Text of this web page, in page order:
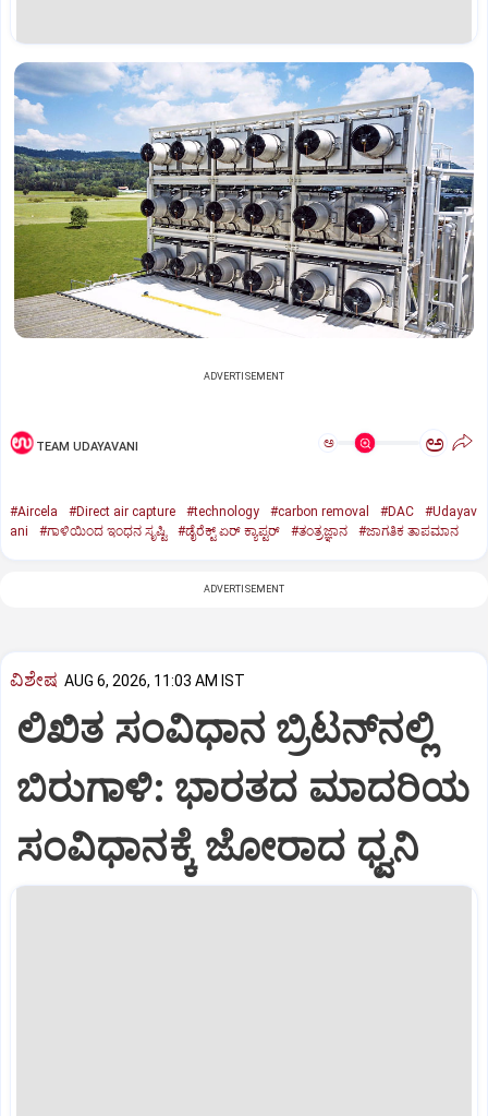
ADVERTISEMENT
TEAM UDAYAVANI ಅ ಅ
#Aircela #Direct air capture #technology #carbon removal #DAC
#Udayav
ani
#ಗಾಳಿಯಿಂದ ಇಂಧನ ಸೃಷ್ಟಿ #ಡೈರೆಕ್ಟ್‌ ಏರ್‌ ಕ್ಯಾಪ್ಟರ್‌ #ತಂತ್ರಜ್ಞಾನ #ಜಾಗತಿಕ ತಾಪಮಾನ
ADVERTISEMENT
ವಿಶೇಷ AUG 6, 2026, 11:03 AM IST
ಲಿಖಿತ ಸಂವಿಧಾನ ಬ್ರಿಟನ್‌ನಲ್ಲಿ
ಬಿರುಗಾಳಿ: ಭಾರತದ ಮಾದರಿಯ
ಸಂವಿಧಾನಕ್ಕೆ ಜೋರಾದ ಧ್ವನಿ